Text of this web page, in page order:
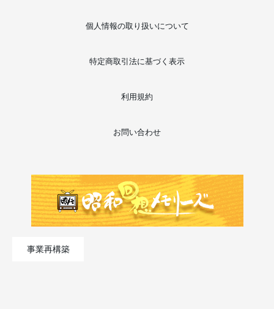
個人情報の取り扱いについて
特定商取引法に基づく表示
利用規約
お問い合わせ
事業再構築